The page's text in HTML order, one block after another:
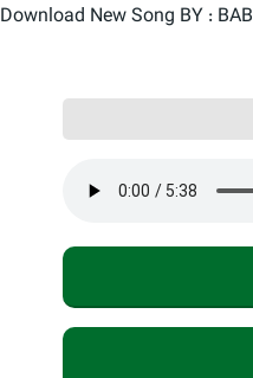
Download New Song BY :